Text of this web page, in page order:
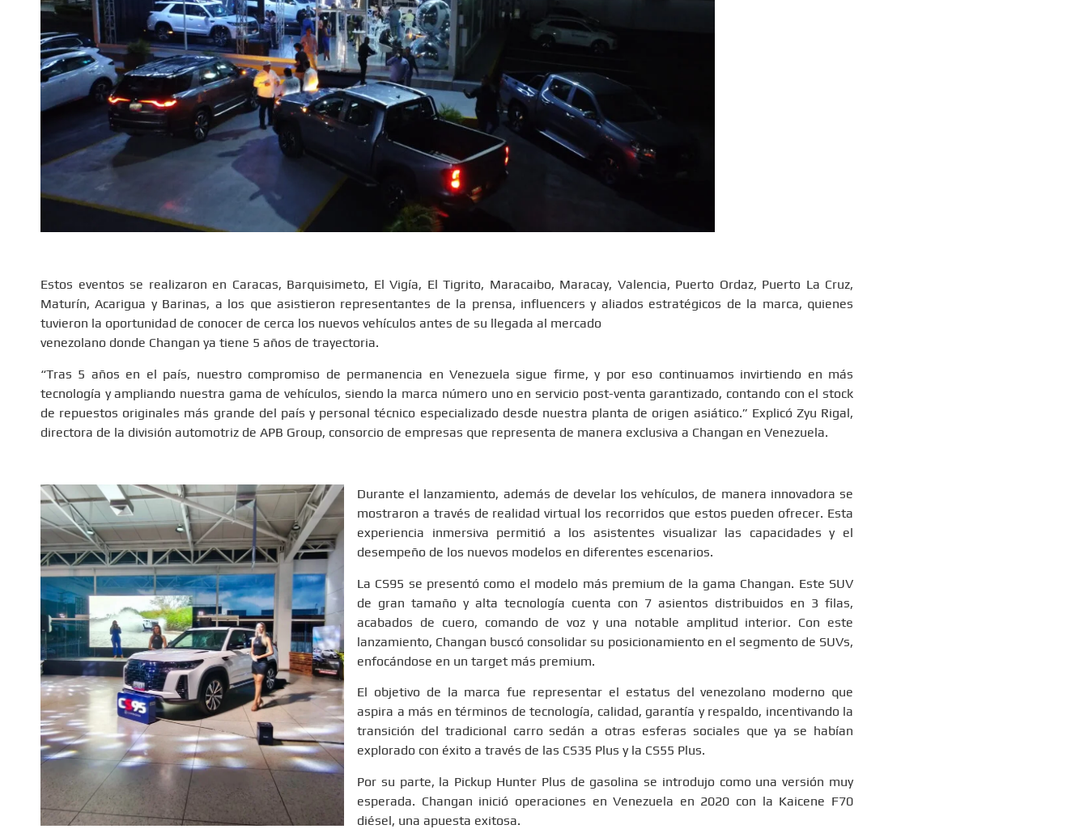
Estos eventos se realizaron en Caracas, Barquisimeto, El Vigía, El Tigrito, Maracaibo, Maracay, Valencia, Puerto Ordaz, Puerto La Cruz,
Maturín, Acarigua y Barinas, a los que asistieron representantes de la prensa, influencers y aliados estratégicos de la marca, quienes
tuvieron la oportunidad de conocer de cerca los nuevos vehículos antes de su llegada al mercado
venezolano donde Changan ya tiene 5 años de trayectoria.
“Tras 5 años en el país, nuestro compromiso de permanencia en Venezuela sigue firme, y por eso continuamos invirtiendo en más
tecnología y ampliando nuestra gama de vehículos, siendo la marca número uno en servicio post-venta garantizado, contando con el stock
de repuestos originales más grande del país y personal técnico especializado desde nuestra planta de origen asiático.” Explicó Zyu Rigal,
directora de la división automotriz de APB Group, consorcio de empresas que representa de manera exclusiva a Changan en Venezuela.
Durante el lanzamiento, además de develar los vehículos, de manera innovadora se
mostraron a través de realidad virtual los recorridos que estos pueden ofrecer. Esta
experiencia inmersiva permitió a los asistentes visualizar las capacidades y el
desempeño de los nuevos modelos en diferentes escenarios.
La CS95 se presentó como el modelo más premium de la gama Changan. Este SUV
de gran tamaño y alta tecnología cuenta con 7 asientos distribuidos en 3 filas,
acabados de cuero, comando de voz y una notable amplitud interior. Con este
lanzamiento, Changan buscó consolidar su posicionamiento en el segmento de SUVs,
enfocándose en un target más premium.
El objetivo de la marca fue representar el estatus del venezolano moderno que
aspira a más en términos de tecnología, calidad, garantía y respaldo, incentivando la
transición del tradicional carro sedán a otras esferas sociales que ya se habían
explorado con éxito a través de las CS35 Plus y la CS55 Plus.
Por su parte, la Pickup Hunter Plus de gasolina se introdujo como una versión muy
esperada. Changan inició operaciones en Venezuela en 2020 con la Kaicene F70
diésel, una apuesta exitosa.